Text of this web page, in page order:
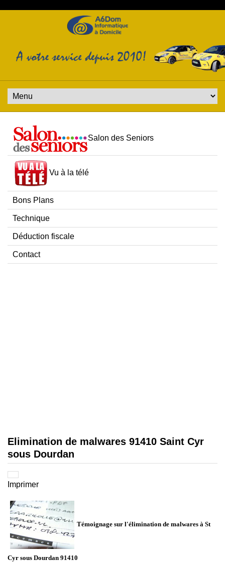
Salon des Seniors
Vu à la télé
Bons Plans
Technique
Déduction fiscale
Contact
Elimination de malwares 91410 Saint Cyr
sous Dourdan
Imprimer
Témoignage sur l'élimination de malwares à St
Cyr sous Dourdan 91410